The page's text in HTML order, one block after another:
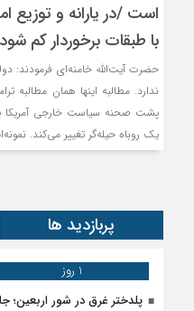
است /در یارانه و توزیع
با طبقات برخوردار کم شود
حضرت آیت‌الله خامنه‌ای فرمودند:
ندارد. مطالبه اینها همان
پشت صحنه سیاست خارجی آمریکا
یک روباه حیله‌گر تغییر می‌کند.
پربازدید ها
1 روز
پلدختر غرق در شور اربعین؛